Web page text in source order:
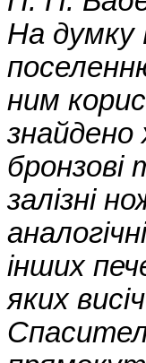
На думку
ним
бронзові
залізні
інших
яких